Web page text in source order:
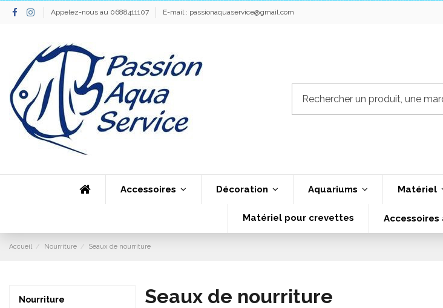
Appelez-nous au 0688411107 E-mail : passionaquaservice@gmail.com
Accessoires Décoration Aquariums Matériel
Matériel pour crevettes Accessoires
Accueil Nourriture Seaux de nourriture
Seaux de nourriture
Nourriture